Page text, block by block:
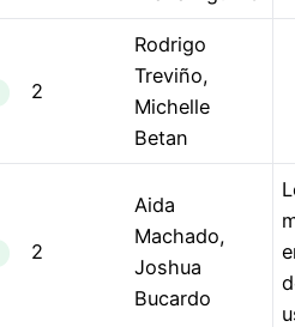
2
Rodrigo
Treviño,
Michelle
Betan
2
Aida
Machado,
Joshua
Bucardo